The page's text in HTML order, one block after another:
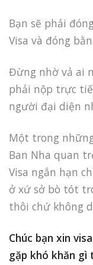
Bạn sẽ phải
Visa và đóng
Đừng nhờ vả ai
phải nộp trực
người đại diện
Một trong
Ban Nha quan
Visa ngắn hạn
ở xứ sở bò tót
thôi chứ không
Chúc bạn xin
gặp khó khăn